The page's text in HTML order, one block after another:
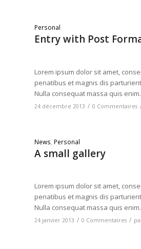
Personal
Entry with Post
Lorem ipsum dolor sit amet,
penatibus et magnis dis
Nulla consequat massa quis
24 décembre 2013 / 0 Commentaires
News Personal
A small gallery
Lorem ipsum dolor sit amet,
penatibus et magnis dis
Nulla consequat massa quis
24 janvier 2013 / 0 Commentaires /